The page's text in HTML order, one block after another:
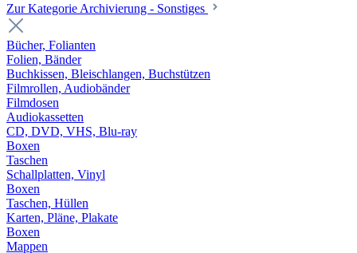
Zur Kategorie Archivierung - Sonstiges
Bücher, Folianten
Folien, Bänder
Buchkissen, Bleischlangen, Buchstützen
Filmrollen, Audiobänder
Filmdosen
Audiokassetten
CD, DVD, VHS, Blu-ray
Boxen
Taschen
Schallplatten, Vinyl
Boxen
Taschen, Hüllen
Karten, Pläne, Plakate
Boxen
Mappen